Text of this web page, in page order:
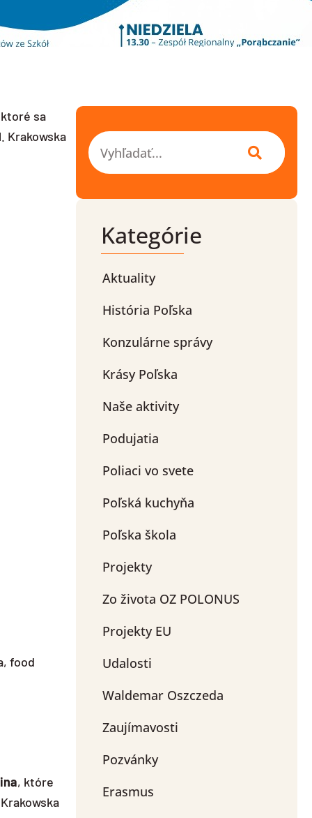
sa
Krakowska
food
, które
Vyhľadať
Kategórie
Aktuality
História Poľska
Konzulárne správy
Krásy Poľska
Naše aktivity
Podujatia
Poliaci vo svete
Poľská kuchyňa
Poľska škola
Projekty
Zo života OZ POLONUS
Projekty EU
Udalosti
Waldemar Oszczeda
Zaujímavosti
Pozvánky
Erasmus